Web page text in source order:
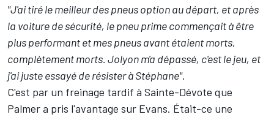
"J'ai tiré le meilleur des pneus option au départ, et après
la voiture de sécurité, le pneu prime commençait à être
plus performant et mes pneus avant étaient morts,
complètement morts. Jolyon m'a dépassé, c'est le jeu, et
j'ai juste essayé de résister à Stéphane".
C'est par un freinage tardif à Sainte-Dévote que
Palmer a pris l'avantage sur Evans. Était-ce une